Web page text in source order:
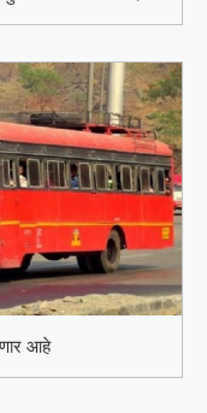
आहे